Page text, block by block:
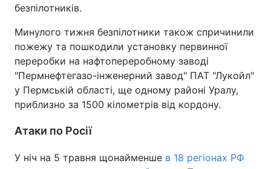
безпілотників.
Минулого тижня безпілотники також спричинили
пожежу та пошкодили установку первинної
переробки на нафтопереробному заводі
"Пермнефтегазо-інженерний завод" ПАТ "Лукойл"
у Пермській області, ще одному районі Уралу,
приблизно за 1500 кілометрів від кордону.
Атаки по Росії
У ніч на 5 травня щонайменше в 18 регіонах РФ